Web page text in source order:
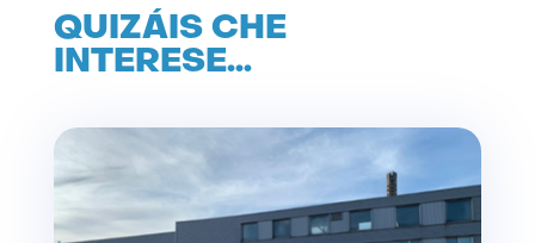
QUIZÁIS CHE
INTERESE…